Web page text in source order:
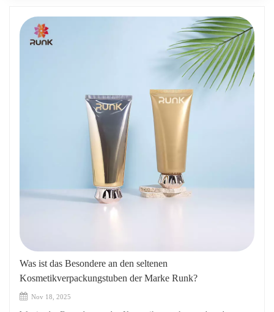
Was ist das Besondere an den seltenen
Kosmetikverpackungstuben der Marke Runk?
Nov 18, 2025